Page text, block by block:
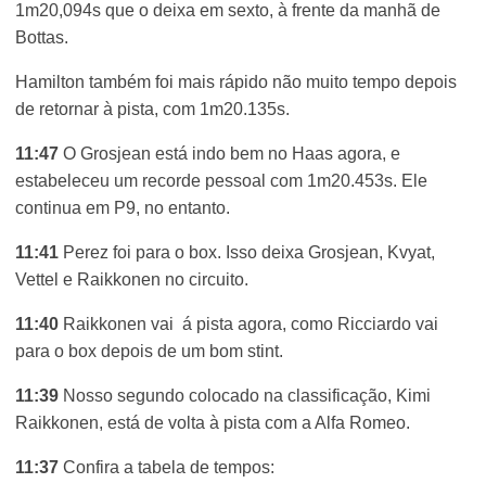
1m20,094s que o deixa em sexto, à frente da manhã de
Bottas.
Hamilton também foi mais rápido não muito tempo depois
de retornar à pista, com 1m20.135s.
11:47 O Grosjean está indo bem no Haas agora, e
estabeleceu um recorde pessoal com 1m20.453s. Ele
continua em P9, no entanto.
11:41 Perez foi para o box. Isso deixa Grosjean, Kvyat,
Vettel e Raikkonen no circuito.
11:40 Raikkonen vai á pista agora, como Ricciardo vai
para o box depois de um bom stint.
11:39 Nosso segundo colocado na classificação, Kimi
Raikkonen, está de volta à pista com a Alfa Romeo.
11:37 Confira a tabela de tempos: